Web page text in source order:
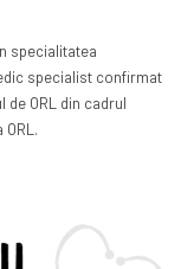
specialitatea
specialist confirmat
ORL din cadrul